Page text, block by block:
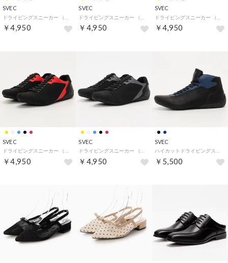
SVEC
￥4,950
SVEC
￥4,950
SVEC
￥4,950
SVEC
￥4,950
SVEC
￥4,950
SVEC
￥5,500